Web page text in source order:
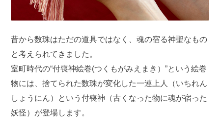
昔から数珠はただの道具ではなく、魂の宿る神聖なもの
と考えられてきました。
室町時代の“付喪神絵巻(つくもがみえまき）”という絵巻
物には、捨てられた数珠が変化した一連上人（いちれん
しょうにん）という付喪神（古くなった物に魂が宿った
妖怪）が登場します。